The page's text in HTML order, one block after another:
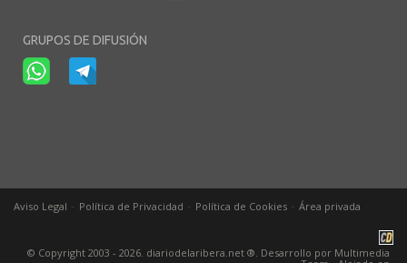
GRUPOS DE DIFUSIÓN
Aviso Legal Política de Privacidad Política de Cookies Área privada
© Copyright 2003 - 2026. diariodelaribera.net ®. Desarrollo por Multimedia